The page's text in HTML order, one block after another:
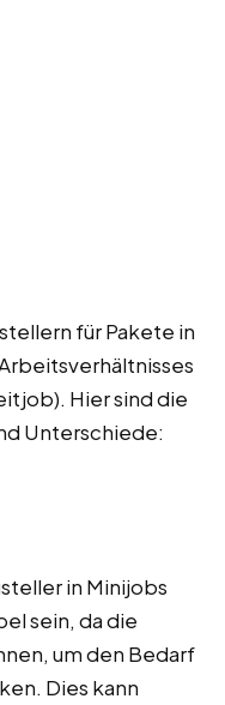
für Pakete in
Hier sind die
Unterschiede:
in Minijobs
sein, da die
um den Bedarf
Dies kann